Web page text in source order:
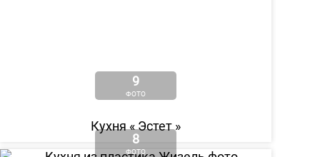
9
ФОТО
Кухня «Эстет»
8
ФОТО